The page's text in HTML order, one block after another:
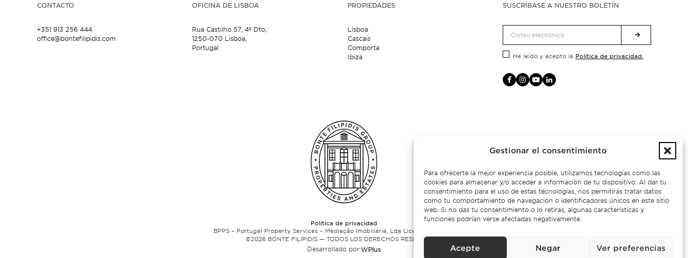
Gestionar el consentimiento
Para ofrecerte la mejor experiencia posible, utilizamos tecnologías como las
cookies para almacenar y/o acceder a información de tu dispositivo. Al dar tu
consentimiento para el uso de estas tecnologías, nos permitirás tratar datos
como tu comportamiento de navegación o identificadores únicos en este sitio
web. Si no das tu consentimiento o lo retiras, algunas características y
funciones podrían verse afectadas negativamente.
Acepte Negar Ver preferencias
CONTACTO
+351 913 256 444
office@bontefilipidis.com
OFICINA DE LISBOA
Rua Castilho 57,4º Dto,
1250-070 Lisboa,
Portugal
PROPIEDADES
Lisboa
Cascais
Comporta
Ibiza
SUSCRÍBASE A NUESTRO BOLETÍN
He leído y acepto la Política de privacidad.
Política de privacidad
BPPS – Portugal Property Services – Mediação Imobiliária, Lda Licencia n.º 13824 – AMI
©2026BONTE FILIPIDIS — TODOS LOS DERECHOS RESERVADOS
Desarrollado por:WPlus